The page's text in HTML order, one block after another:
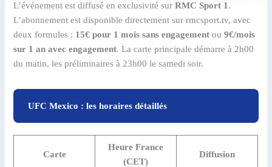
L’événement est diffusé en exclusivité surRMC Sport 1 .
L’abonnement est disponible directement sur rmcsport.tv, avec
deux formules : 15€ pour 1 mois sans engagement ou9€/mois
sur 1 an avec engagement. La carte principale démarre à 2h00
du matin, les préliminaires à 23h00 le samedi soir.
UFC Mexico : les horaires détaillés
Carte
Heure France
(CET)
Diffusion